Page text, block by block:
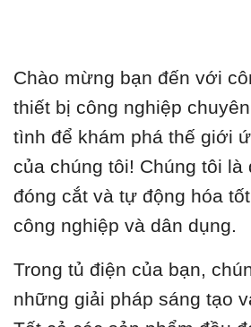
Chào mừng bạn đến với
thiết bị công nghiệp
tình để khám phá thế giới
của chúng tôi! Chúng tôi là
đóng cắt và tự động hóa
công nghiệp và dân dụng.
Trong tủ điện của bạn,
những giải pháp sáng tạo